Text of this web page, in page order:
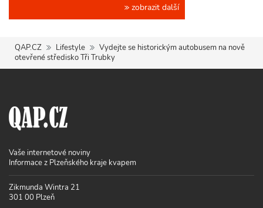
zobrazit další
QAP.CZ Lifestyle
Vydejte se historickým autobusem na nově
otevřené středisko Tři Trubky
Vaše internetové noviny
Informace z Plzeňského kraje kvapem
Zikmunda Wintra 21
301 00 Plzeň